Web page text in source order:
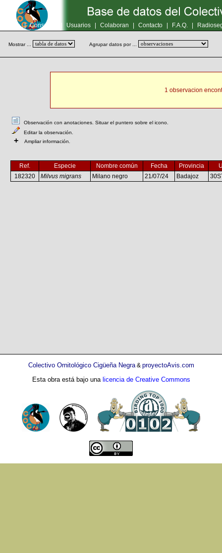
Inicio | Consultas Usuarios Colaboran Contacto F.A.Q.
Mostrar ... Agrupar datos por ...
1 observacion
Observación con anotaciones. Situar el puntero sobre el icono.
Editar la observación.
+ Ampliar información.
Ref. Especie Nombre común Fecha Provincia
182320
Milvus migrans Milano negro 21/07/24 Badajoz
Colectivo Ornitológico Cigüeña Negra& proyectoAvis.com
Esta obra está bajo una licencia de Creative Commons